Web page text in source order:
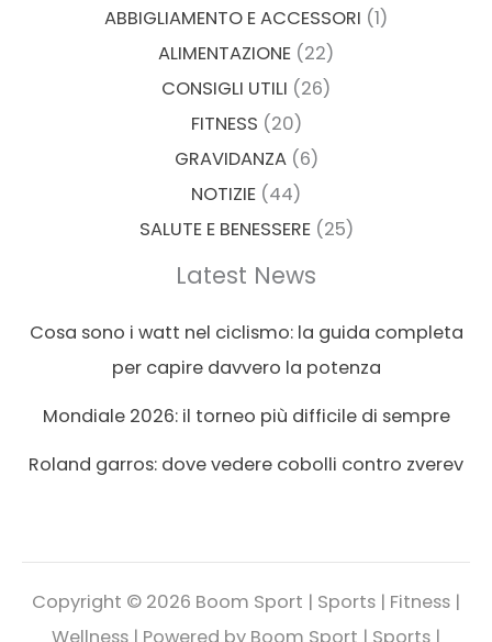
ABBIGLIAMENTO E ACCESSORI (1)
ALIMENTAZIONE (22)
CONSIGLI UTILI (26)
FITNESS (20)
GRAVIDANZA(6)
NOTIZIE (44)
SALUTE E BENESSERE(25)
Latest News
Cosa sono i watt nel ciclismo: la guida completa
per capire davvero la potenza
Mondiale 2026: il torneo più difficile di sempre
Roland garros: dove vedere cobolli contro zverev
Copyright © 2026 Boom Sport | Sports | Fitness |
Wellness | Powered by Boom Sport | Sports |